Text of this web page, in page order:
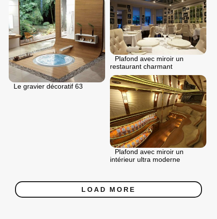
Plafond avec miroir un
restaurant charmant
Le gravier décoratif 63
Plafond avec miroir un
intérieur ultra moderne
LOAD MORE